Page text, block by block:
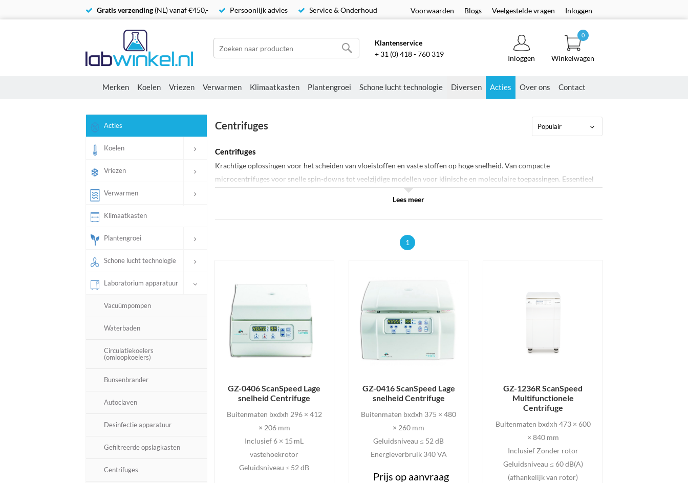
Gratis verzending (NL) vanaf €450,- Persoonlijk advies Service & Onderhoud Voorwaarden Blogs Veelgestelde vragen Inloggen
Klantenservice
+ 31 (0) 418 - 760 319
Inloggen Winkelwagen
0
Merken Koelen Vriezen Verwarmen Klimaatkasten Plantengroei Schone lucht technologie Diversen Acties Over ons Contact
Acties
Koelen
Vriezen
Verwarmen
Klimaatkasten
Plantengroei
Schone lucht technologie
Laboratorium apparatuur
Vacuümpompen
Waterbaden
Circulatiekoelers
(omloopkoelers)
Bunsenbrander
Autoclaven
Desinfectie apparatuur
Gefiltreerde opslagkasten
Centrifuges
Centrifuges
Centrifuges
Krachtige oplossingen voor het scheiden van vloeistoffen en vaste stoffen op hoge snelheid. Van compacte
microcentrifuges voor snelle spin-downs tot veelzijdige modellen voor klinische en moleculaire toepassingen. Essentieel
voor elke laboratoriumworkflow waar precisie en efficiëntie centraal staan.
Lees meer
1
GZ-0406 ScanSpeed Lage
snelheid Centrifuge
Buitenmaten bxdxh 296 × 412
× 206 mm
Inclusief 6 × 15 mL
vastehoekrotor
Geluidsniveau ≤ 52 dB
GZ-0416 ScanSpeed Lage
snelheid Centrifuge
Buitenmaten bxdxh 375 × 480
× 260 mm
Geluidsniveau ≤ 52 dB
Energieverbruik 340 VA
Prijs op aanvraag
GZ-1236R ScanSpeed
Multifunctionele
Centrifuge
Buitenmaten bxdxh 473 × 600
× 840 mm
Inclusief Zonder rotor
Geluidsniveau ≤ 60 dB(A)
(afhankelijk van rotor)